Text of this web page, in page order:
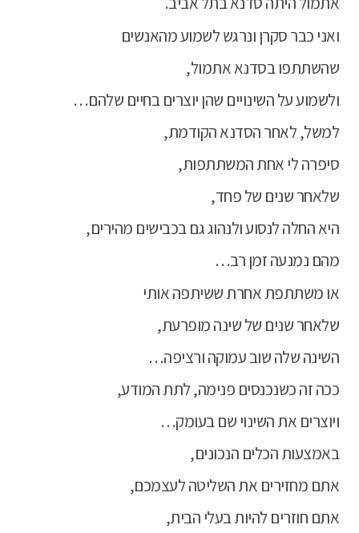
ואני כבר סקרן ונרגש לשמוע מהאנשים
שהשתתפו בסדנא אתמול,
ולשמוע על השינויים שהן יוצרים בחיים שלהם…
למשל, לאחר הסדנא הקודמת,
סיפרה לי אחת המשתתפות,
שלאחר שנים של פחד,
היא החלה לנסוע ולנהוג גם בכבישים מהירים,
מהם נמנעה זמן רב…
או משתתפת אחרת ששיתפה אותי
שלאחר שנים של שינה מופרעת,
השינה שלה שוב עמוקה ורציפה…
ככה זה כשנכנסים פנימה, לתת המודע,
ויוצרים את השינוי שם בעומק…
באמצעות הכלים הנכונים,
אתם מחזירים את השליטה לעצמכם,
אתם חוזרים להיות בעלי הבית,